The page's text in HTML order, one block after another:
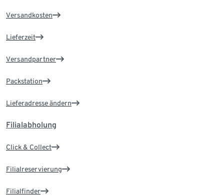
Versandkosten
Lieferzeit
Versandpartner
Packstation
Lieferadresse ändern
Filialabholung
Click & Collect
Filialreservierung
Filialfinder